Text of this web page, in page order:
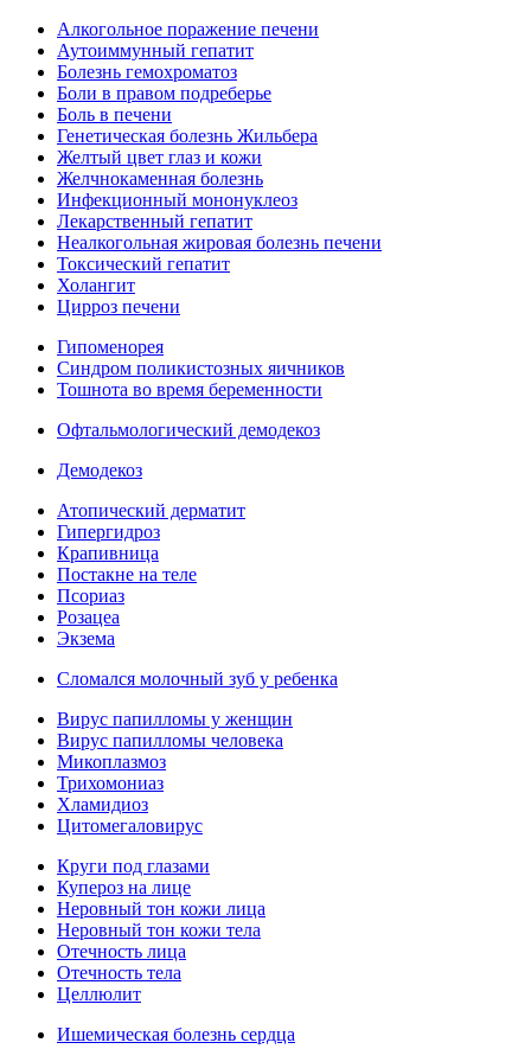
Алкогольное поражение печени
Аутоиммунный гепатит
Болезнь гемохроматоз
Боли в правом подреберье
Боль в печени
Генетическая болезнь Жильбера
Желтый цвет глаз и кожи
Желчнокаменная болезнь
Инфекционный мононуклеоз
Лекарственный гепатит
Неалкогольная жировая болезнь печени
Токсический гепатит
Холангит
Цирроз печени
Гипоменорея
Синдром поликистозных яичников
Тошнота во время беременности
Офтальмологический демодекоз
Демодекоз
Атопический дерматит
Гипергидроз
Крапивница
Постакне на теле
Псориаз
Розацеа
Экзема
Сломался молочный зуб у ребенка
Вирус папилломы у женщин
Вирус папилломы человека
Микоплазмоз
Трихомониаз
Хламидиоз
Цитомегаловирус
Круги под глазами
Купероз на лице
Неровный тон кожи лица
Неровный тон кожи тела
Отечность лица
Отечность тела
Целлюлит
Ишемическая болезнь сердца